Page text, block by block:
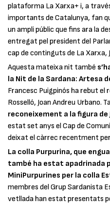
plataforma La Xarxa+ i, a
importants de Catalunya, fan
un ampli públic que fins ara la
entregat pel president del
cap de continguts de La Xarxa,
Aquesta mateixa nit també
la Nit de la Sardana: Artesa
Francesc Puigpinós ha rebut el
Rosselló, Joan Andreu Urbano.
reconeixement a la figura de
estat set anys el Cap de
deixat el càrrec recentment
La colla Purpurina, que
també ha estat apadrinada
MiniPurpurines per la colla
membres del Grup Sardanista
vetllada han estat presentats